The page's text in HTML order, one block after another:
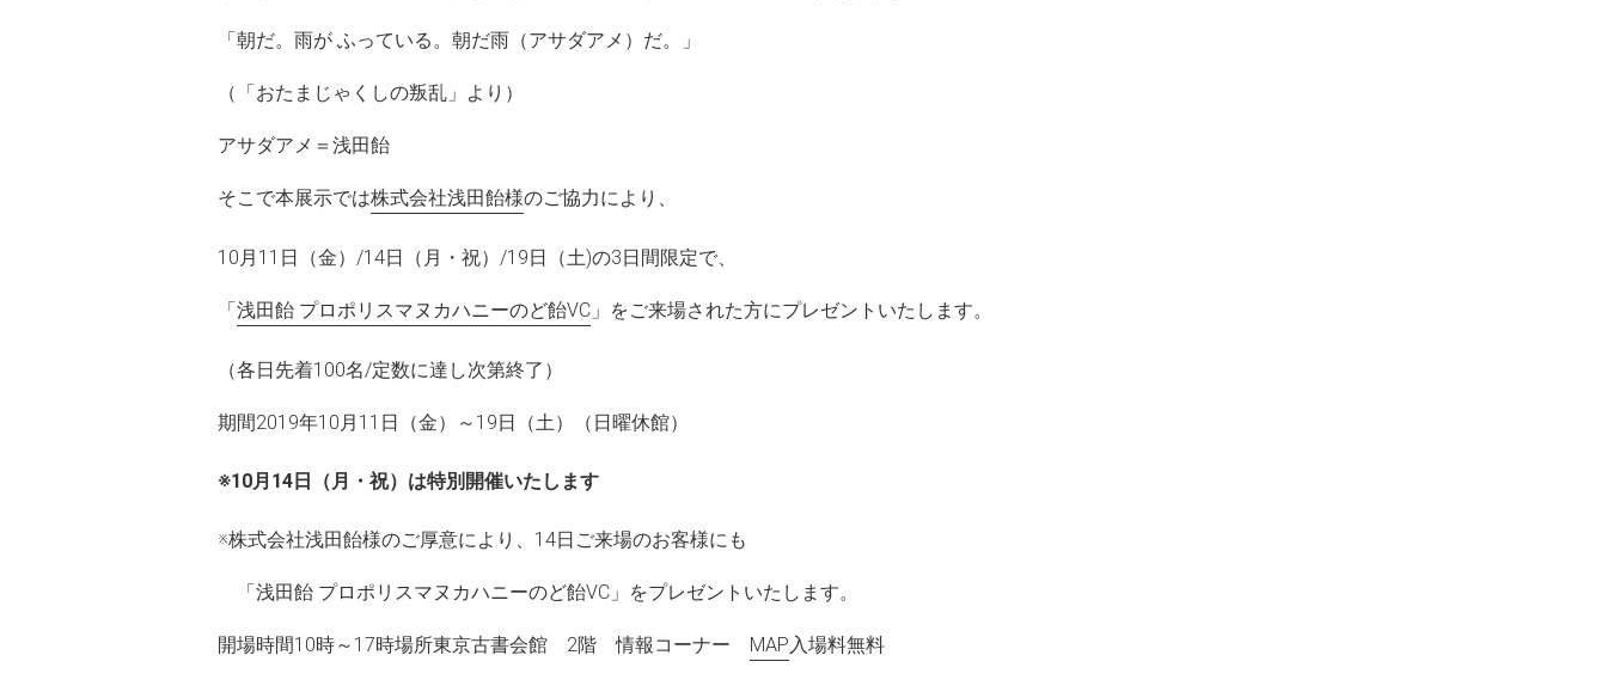
「朝だ。雨が ふっている。朝だ雨（アサダアメ）だ。」
（「おたまじゃくしの叛乱」より）
アサダアメ＝浅田飴
そこで本展示では株式会社浅田飴様のご協力により、
10月11日（金）/14日（月・祝）/19日（土)の3日間限定で、
「浅田飴 プロポリスマヌカハニーのど飴VC 」をご来場された方にプレゼントいたします。
（各日先着100名/定数に達し次第終了）
期間2019年10月11日（金）～19日（土）（日曜休館）
※10月14日（月・祝）は特別開催いたします
※株式会社浅田飴様のご厚意により、14日ご来場のお客様にも
「浅田飴 プロポリスマヌカハニーのど飴VC」をプレゼントいたします。
開場時間10時～17時場所東京古書会館 2階 情報コーナー MAP 入場料無料